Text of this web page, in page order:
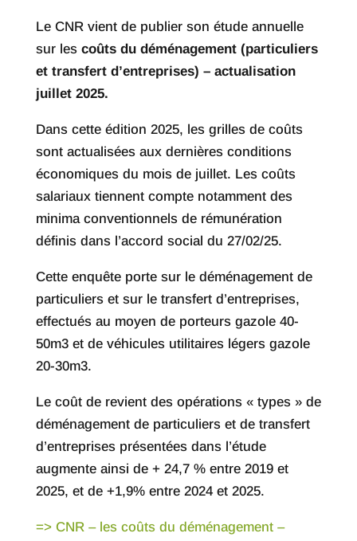
Le CNR vient de publier son étude annuelle
sur les coûts du déménagement (particuliers
et transfert d’entreprises) – actualisation
juillet 2025.
Dans cette édition 2025, les grilles de coûts
sont actualisées aux dernières conditions
économiques du mois de juillet. Les coûts
salariaux tiennent compte notamment des
minima conventionnels de rémunération
définis dans l’accord social du 27/02/25.
Cette enquête porte sur le déménagement de
particuliers et sur le transfert d’entreprises,
effectués au moyen de porteurs gazole 40-
50m3 et de véhicules utilitaires légers gazole
20-30m3.
Le coût de revient des opérations « types » de
déménagement de particuliers et de transfert
d’entreprises présentées dans l’étude
augmente ainsi de + 24,7 % entre 2019 et
2025, et de +1,9% entre 2024 et 2025.
=> CNR – les coûts du déménagement –